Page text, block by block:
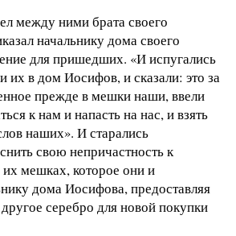
между ними брата своего
начальнику дома своего
для пришедших. «И испугались
их в дом Иосифов, и сказали: это за
прежде в мешки наши, ввели
к нам и напасть на нас, и взять
наших». И старались
свою непричастность к
их мешках, которое они и
дома Иосифова, предоставляя
серебро для новой покупки